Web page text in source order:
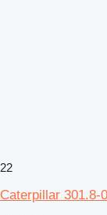
22
Caterpillar 301.8-